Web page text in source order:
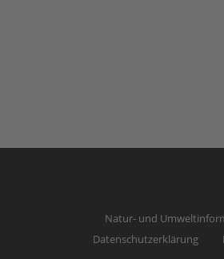
Natur- und
Datenschutzerklärung